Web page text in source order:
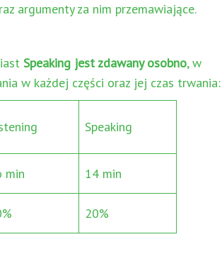
argumenty za nim przemawiające.
Speaking jest zdawany osobno, w
w każdej części oraz jej czas trwania:
Speaking
min 14 min
20%